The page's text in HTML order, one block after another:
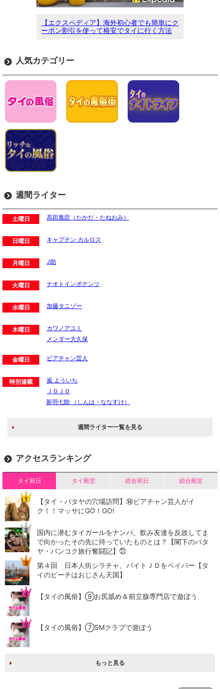
【エクスペディア】海外初心者でも簡単にク
ーポン割引を使って格安でタイに行く方法
人気カテゴリー
週間ライター
土曜日 高田胤臣（たかだ・たねおみ）
日曜日 キャプテン カルロス
月曜日 J助
火曜日 ナオトインポテンツ
水曜日 加藤タニゾー
木曜日
カワノアユミ
メンダー大久保
金曜日 ビアチャン芸人
特別連載
嵐 よういち
ＪＯＪＯ
新羽七助 （しんは・ななすけ）
週間ライター一覧を見る
アクセスランキング
タイ前日 タイ殿堂 総合前日 総合殿堂
【タイ・パタヤの穴場訪問】⑭ビアチャン芸人がイ
ク！！マッサにGO！GO!
国内に潜むタイガールをナンパ、飲み友達を反故してま
で向かったその先に待っていたものとは？【閣下のパタ
ヤ・バンコク旅行奮闘記】㉑
第４回 日本人街シラチャ、バイトＪＤをペイバー【タ
イのビーチはおじさん天国】
【タイの風俗】​⑨お尻舐め＆前立腺専門店で遊ぼう
【タイの風俗】​⑦SMクラブで遊ぼう
もっと見る